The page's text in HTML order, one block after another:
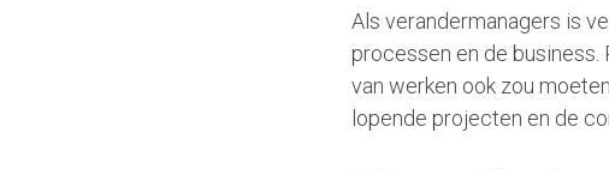
Als verandermanagers is
processen en de
van werken ook zou
lopende projecten en de